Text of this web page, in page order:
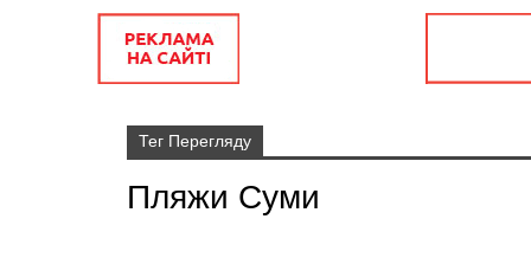
Тег Перегляду
Пляжи Суми